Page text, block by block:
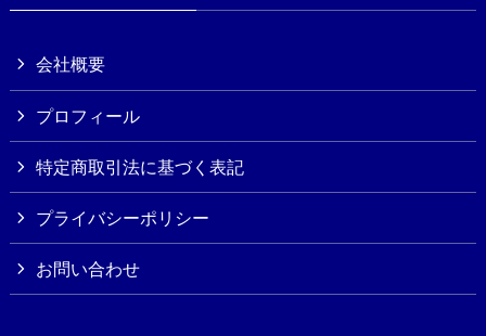
会社概要
プロフィール
特定商取引法に基づく表記
プライバシーポリシー
お問い合わせ